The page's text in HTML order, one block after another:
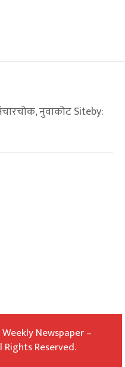
नुवाकोट Siteby:
Newspaper –
Rights Reserved.